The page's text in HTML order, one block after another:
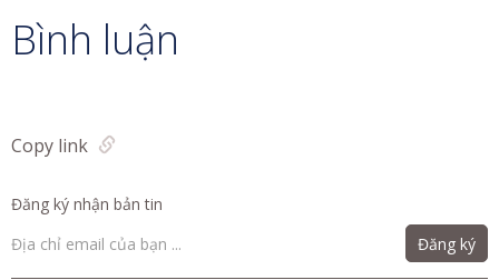
Bình luận
Copy link
Đăng ký nhận bản tin
Đăng ký